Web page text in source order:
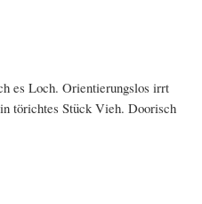
es Loch. Orientierungslos irrt
törichtes Stück Vieh. Doorisch